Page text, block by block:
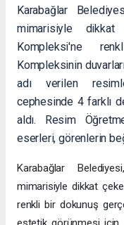
Karabağlar
mimarisiyle
Kompleksi'ne
Kompleksinin
adı verilen
cephesinde 4 farklı
aldı. Resim
eserleri, görenlerin
Karabağlar
mimarisiyle dikkat
renkli bir dokunuş